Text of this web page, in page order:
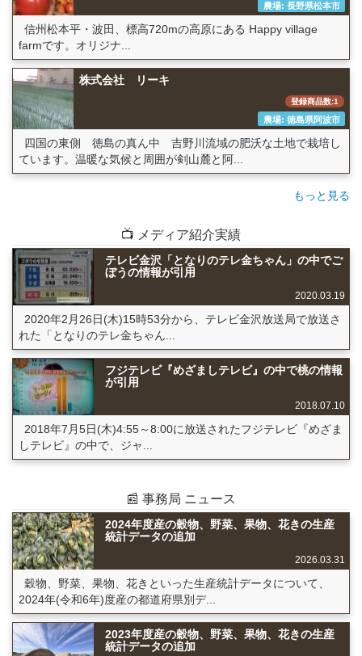
農場: 長野県松本市
信州松本平・波田、標高720mの高原にある Happy village
farmです。オリジナ...
株式会社 リーキ
登録商品数:1
農場: 徳島県阿波市
四国の東側 徳島の真ん中 吉野川流域の肥沃な土地で栽培し
ています。温暖な気候と周囲が剣山麓と阿...
もっと見る
📺 メディア紹介実績
テレビ金沢「となりのテレ金ちゃん」の中でご
ぼうの情報が引用
2020.03.19
2020年2月26日(木)15時53分から、テレビ金沢放送局で放送さ
れた「となりのテレ金ちゃん...
フジテレビ『めざましテレビ』の中で桃の情報
が引用
2018.07.10
2018年7月5日(木)4:55～8:00に放送されたフジテレビ『めざま
しテレビ』の中で、ジャ...
📰 事務局 ニュース
2024年度産の穀物、野菜、果物、花きの生産
統計データの追加
2026.03.31
穀物、野菜、果物、花きといった生産統計データについて、
2024年(令和6年)度産の都道府県別デ...
2023年度産の穀物、野菜、果物、花きの生産
統計データの追加